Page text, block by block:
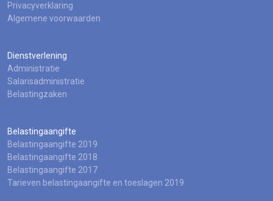
Privacyverklaring
Algemene voorwaarden
Dienstverlening
Administratie
Salarisadministratie
Belastingzaken
Belastingaangifte
Belastingaangifte 2019
Belastingaangifte 2018
Belastingaangifte 2017
Tarieven belastingaangifte en toeslagen 2019